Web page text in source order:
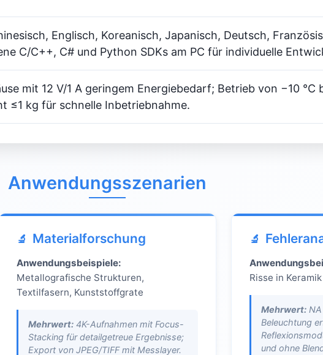
Englisch, Koreanisch, Japanisch, Deutsch,
C/C++, C# und Python SDKs am PC für individuelle
mit 12 V/1 A geringem Energiebedarf; Betrieb von −10 °C
≤1 kg für schnelle Inbetriebnahme.
Anwendungsszenarien
Materialforschung
Anwendungsbeispiele:
Metallografische Strukturen,
Textilfasern, Kunststoffgrate
Mehrwert:4K-Aufnahmen mit Focus-
Stacking für detailgetreue Ergebnisse;
Export von JPEG/TIFF mit Messlayer.
Risse in Keramik
Mehrwert:NA
Beleuchtung
und ohne